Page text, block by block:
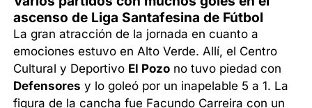
ascenso de Liga Santafesina de Fútbol
La gran atracción de la jornada en cuanto a
emociones estuvo en Alto Verde. Allí, el Centro
Cultural y Deportivo El Pozo no tuvo piedad con
Defensores y lo goleó por un inapelable 5 a 1. La
figura de la cancha fue Facundo Carreira con un